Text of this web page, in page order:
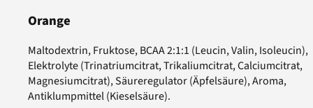
Orange
Maltodextrin, Fruktose, BCAA 2:1:1 (Leucin, Valin, Isoleucin),
Elektrolyte (Trinatriumcitrat, Trikaliumcitrat, Calciumcitrat,
Magnesiumcitrat), Säureregulator (Äpfelsäure), Aroma,
Antiklumpmittel (Kieselsäure).